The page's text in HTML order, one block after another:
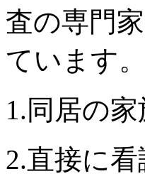
査の専門
ています。
1.同居の家
2.直接に